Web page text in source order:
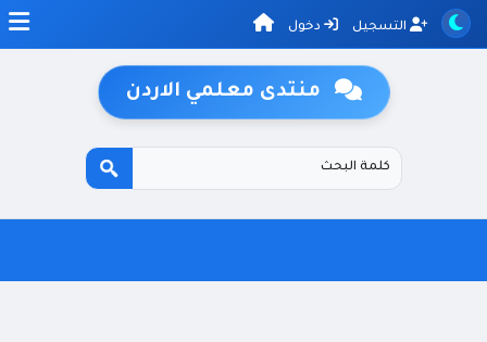
التسجيل دخول
منتدى معلمي الاردن